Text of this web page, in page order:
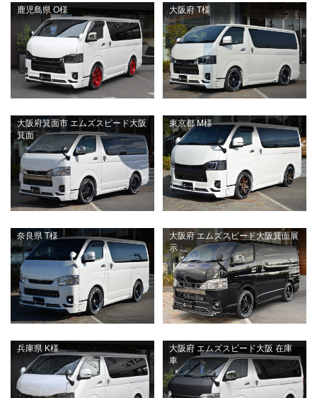
鹿児島県 O様 大阪府 T様
大阪府箕面市 エムズスピード大阪
箕面
東京都 M様
奈良県 T様
大阪府 エムズスピード大阪箕面展
示
兵庫県 K様
大阪府 エムズスピード大阪 在庫
車